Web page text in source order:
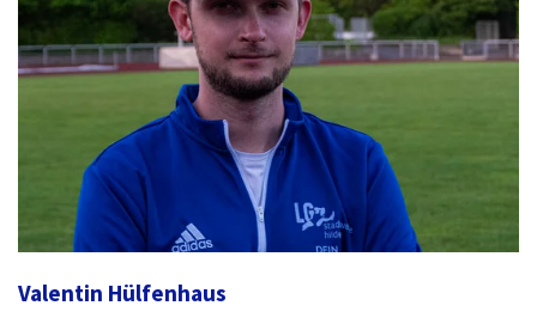
Valentin Hülfenhaus